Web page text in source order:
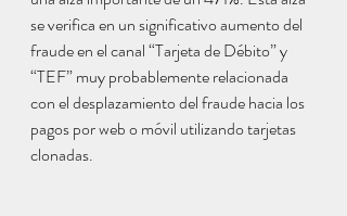
se verifica en un significativo aumento del
fraude en el canal “Tarjeta de Débito” y
“TEF” muy probablemente relacionada
con el desplazamiento del fraude hacia los
pagos por web o móvil utilizando tarjetas
clonadas.